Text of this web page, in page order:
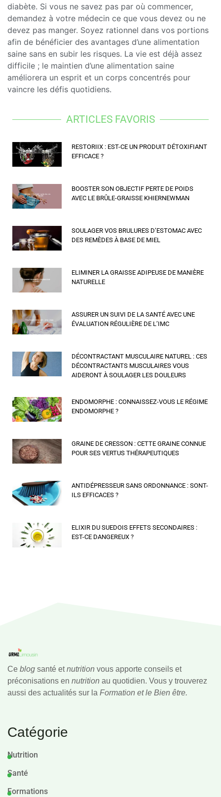
diabète. Si vous ne savez pas par où commencer,
demandez à votre médecin ce que vous devez ou ne
devez pas manger. Soyez rationnel dans vos portions
afin de bénéficier des avantages d’une alimentation
saine sans en subir les risques. La vie est déjà assez
difficile ; le maintien d’une alimentation saine
améliorera un esprit et un corps concentrés pour
vaincre les défis quotidiens.
ARTICLES FAVORIS
RESTORIIX : EST-CE UN PRODUIT DÉTOXIFIANT
EFFICACE ?
BOOSTER SON OBJECTIF PERTE DE POIDS
AVEC LE BRÛLE-GRAISSE KHIERNEWMAN
SOULAGER VOS BRULURES D’ESTOMAC AVEC
DES REMÈDES À BASE DE MIEL
ELIMINER LA GRAISSE ADIPEUSE DE MANIÈRE
NATURELLE
ASSURER UN SUIVI DE LA SANTÉ AVEC UNE
ÉVALUATION RÉGULIÈRE DE L’IMC
DÉCONTRACTANT MUSCULAIRE NATUREL : CES
DÉCONTRACTANTS MUSCULAIRES VOUS
AIDERONT À SOULAGER LES DOULEURS
ENDOMORPHE : CONNAISSEZ-VOUS LE RÉGIME
ENDOMORPHE ?
GRAINE DE CRESSON : CETTE GRAINE CONNUE
POUR SES VERTUS THÉRAPEUTIQUES
ANTIDÉPRESSEUR SANS ORDONNANCE : SONT-
ILS EFFICACES ?
ELIXIR DU SUEDOIS EFFETS SECONDAIRES :
EST-CE DANGEREUX ?
Ce blog santé etnutrition vous apporte conseils et
préconisations en nutrition au quotidien. Vous y trouverez
aussi des actualités sur la Formation et le Bien être.
Catégorie
Nutrition
Santé
Formations